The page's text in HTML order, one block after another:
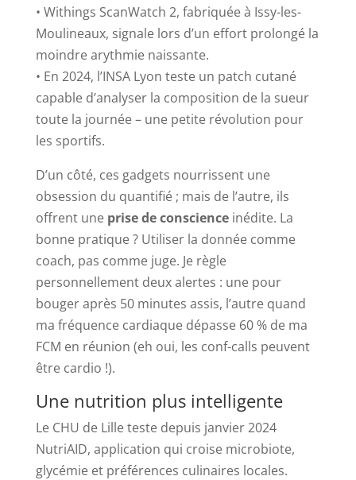
• Withings ScanWatch 2, fabriquée à Issy-les-
Moulineaux, signale lors d’un effort prolongé la
moindre arythmie naissante.
• En 2024, l’INSA Lyon teste un patch cutané
capable d’analyser la composition de la sueur
toute la journée – une petite révolution pour
les sportifs.
D’un côté, ces gadgets nourrissent une
obsession du quantifié ; mais de l’autre, ils
offrent une prise de conscienceinédite. La
bonne pratique ? Utiliser la donnée comme
coach, pas comme juge. Je règle
personnellement deux alertes : une pour
bouger après 50 minutes assis, l’autre quand
ma fréquence cardiaque dépasse 60 % de ma
FCM en réunion (eh oui, les conf-calls peuvent
être cardio !).
Une nutrition plus intelligente
Le CHU de Lille teste depuis janvier 2024
NutriAID, application qui croise microbiote,
glycémie et préférences culinaires locales.